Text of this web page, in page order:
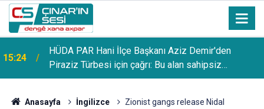
15:22
Diyarbakır’da 4 ayrı kurşunlama ve yaralama olayının
şüphelileri yakalandı
Anasayfa İngilizce
Zionist gangs release Nidal